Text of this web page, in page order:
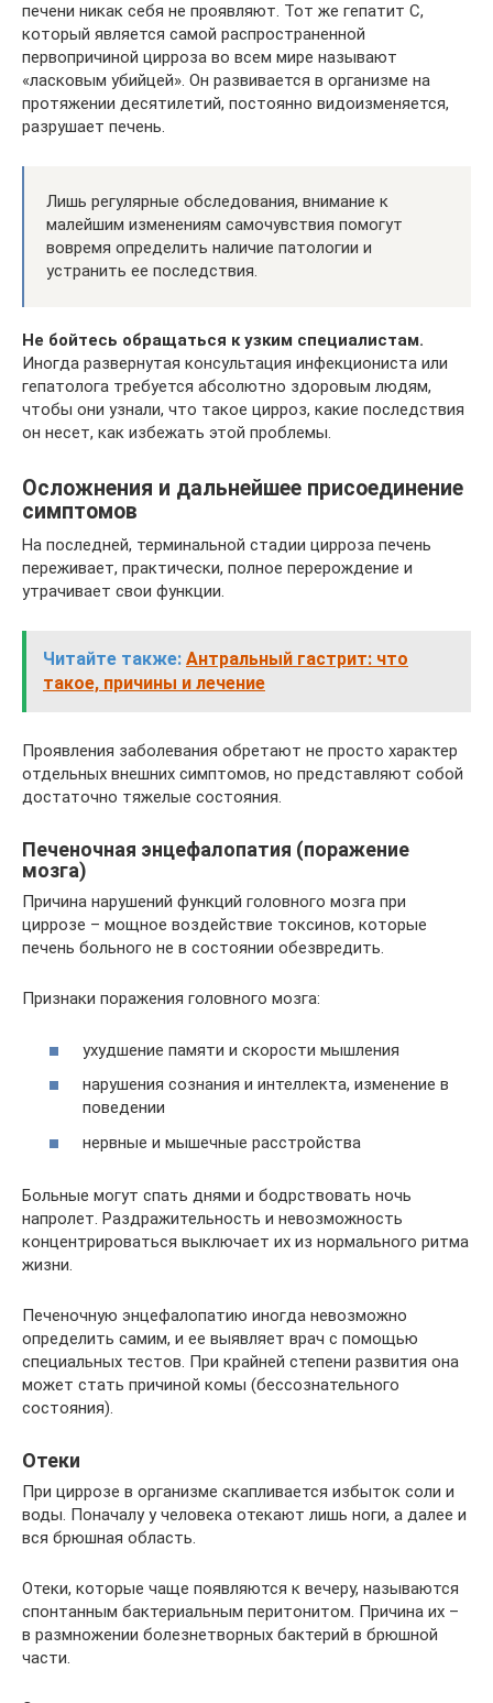
печени никак себя не проявляют. Тот же гепатит С,
который является самой распространенной
первопричиной цирроза во всем мире называют
«ласковым убийцей». Он развивается в организме на
протяжении десятилетий, постоянно видоизменяется,
разрушает печень.
Лишь регулярные обследования, внимание к
малейшим изменениям самочувствия помогут
вовремя определить наличие патологии и
устранить ее последствия.
Не бойтесь обращаться к узким специалистам.
Иногда развернутая консультация инфекциониста или
гепатолога требуется абсолютно здоровым людям,
чтобы они узнали, что такое цирроз, какие последствия
он несет, как избежать этой проблемы.
Осложнения и дальнейшее присоединение
симптомов
На последней, терминальной стадии цирроза печень
переживает, практически, полное перерождение и
утрачивает свои функции.
Читайте также: Антральный гастрит: что
такое, причины и лечение
Проявления заболевания обретают не просто характер
отдельных внешних симптомов, но представляют собой
достаточно тяжелые состояния.
Печеночная энцефалопатия (поражение
мозга)
Причина нарушений функций головного мозга при
циррозе – мощное воздействие токсинов, которые
печень больного не в состоянии обезвредить.
Признаки поражения головного мозга:
ухудшение памяти и скорости мышления
нарушения сознания и интеллекта, изменение в
поведении
нервные и мышечные расстройства
Больные могут спать днями и бодрствовать ночь
напролет. Раздражительность и невозможность
концентрироваться выключает их из нормального ритма
жизни.
Печеночную энцефалопатию иногда невозможно
определить самим, и ее выявляет врач с помощью
специальных тестов. При крайней степени развития она
может стать причиной комы (бессознательного
состояния).
Отеки
При циррозе в организме скапливается избыток соли и
воды. Поначалу у человека отекают лишь ноги, а далее и
вся брюшная область.
Отеки, которые чаще появляются к вечеру, называются
спонтанным бактериальным перитонитом. Причина их –
в размножении болезнетворных бактерий в брюшной
части.